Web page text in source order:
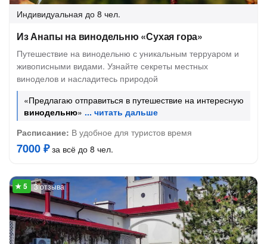
Индивидуальная до 8 чел.
Из Анапы на винодельню «Сухая гора»
Путешествие на винодельню с уникальным терруаром и
живописными видами. Узнайте секреты местных
виноделов и насладитесь природой
«Предлагаю отправиться в путешествие на интересную
винодельню»
Расписание: В удобное для туристов время
7000 ₽за всё до 8 чел.
3 отзыва